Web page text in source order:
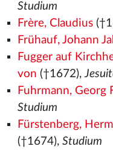
Studium
Frère, Claudius
Frühauf, Johann
Fugger auf
von (†1672),
Fuhrmann, Georg
Studium
Fürstenberg,
(†1674), Studium